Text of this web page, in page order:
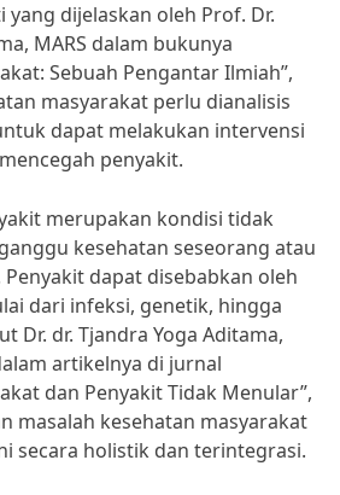
yang dijelaskan oleh Prof. Dr.
MARS dalam bukunya
Sebuah Pengantar Ilmiah”,
masyarakat perlu dianalisis
dapat melakukan intervensi
penyakit.
merupakan kondisi tidak
kesehatan seseorang atau
dapat disebabkan oleh
dari infeksi, genetik, hingga
Dr. dr. Tjandra Yoga Aditama,
artikelnya di jurnal
dan Penyakit Tidak Menular”,
masalah kesehatan masyarakat
secara holistik dan terintegrasi.